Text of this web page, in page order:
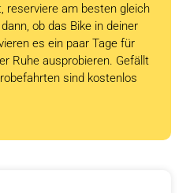
reserviere am besten gleich
ob das Bike in deiner
es ein paar Tage für
Ruhe ausprobieren. Gefällt
sind kostenlos